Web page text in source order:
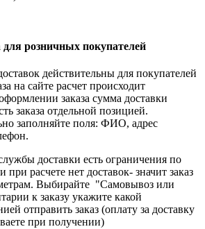
для розничных покупателей
действительны для покупателей
на сайте расчет происходит
заказа сумма доставки
заказа отдельной позицией.
заполняйте поля: ФИО, адрес
доставки есть ограничения по
при расчете нет доставок- значит заказ
Выбирайте "Самовывоз или
к заказу укажите какой
отправить заказ (оплату за доставку
при получении)